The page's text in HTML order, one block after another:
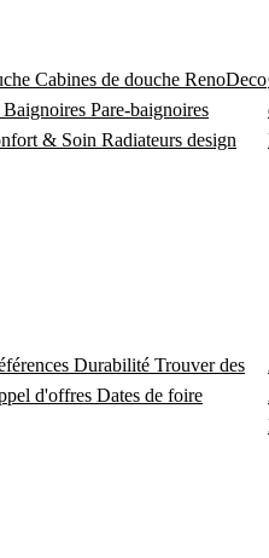
Cabines de douche RenoDeco
Baignoires Pare-baignoires
& Soin Radiateurs design
Durabilité Trouver des
d'offres Dates de foire